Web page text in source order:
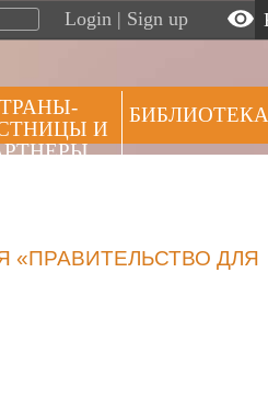
Login | Sign up
И
БИБЛИОТЕКА
«ПРАВИТЕЛЬСТВО ДЛЯ